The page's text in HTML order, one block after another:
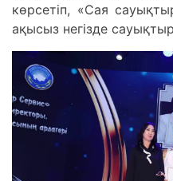
көрсетіп, «Сая
ақысыз негізде